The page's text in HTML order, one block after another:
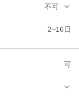
不可
2~16日
可